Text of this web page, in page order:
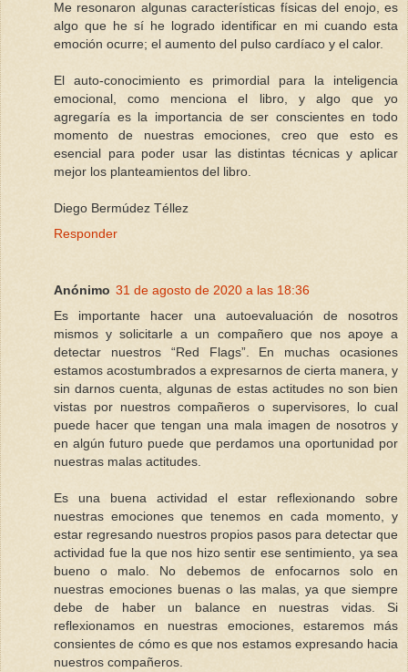
Me resonaron algunas características físicas del enojo, es
algo que he sí he logrado identificar en mi cuando esta
emoción ocurre; el aumento del pulso cardíaco y el calor.
El auto-conocimiento es primordial para la inteligencia
emocional, como menciona el libro, y algo que yo
agregaría es la importancia de ser conscientes en todo
momento de nuestras emociones, creo que esto es
esencial para poder usar las distintas técnicas y aplicar
mejor los planteamientos del libro.
Diego Bermúdez Téllez
Responder
Anónimo 31 de agosto de 2020 a las 18:36
Es importante hacer una autoevaluación de nosotros
mismos y solicitarle a un compañero que nos apoye a
detectar nuestros “Red Flags”. En muchas ocasiones
estamos acostumbrados a expresarnos de cierta manera, y
sin darnos cuenta, algunas de estas actitudes no son bien
vistas por nuestros compañeros o supervisores, lo cual
puede hacer que tengan una mala imagen de nosotros y
en algún futuro puede que perdamos una oportunidad por
nuestras malas actitudes.
Es una buena actividad el estar reflexionando sobre
nuestras emociones que tenemos en cada momento, y
estar regresando nuestros propios pasos para detectar que
actividad fue la que nos hizo sentir ese sentimiento, ya sea
bueno o malo. No debemos de enfocarnos solo en
nuestras emociones buenas o las malas, ya que siempre
debe de haber un balance en nuestras vidas. Si
reflexionamos en nuestras emociones, estaremos más
consientes de cómo es que nos estamos expresando hacia
nuestros compañeros.